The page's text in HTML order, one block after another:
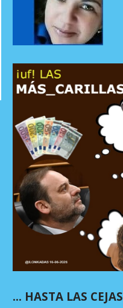
… HASTA LAS CEJAS